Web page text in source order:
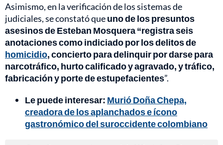
Asimismo, en la verificación de los sistemas de
judiciales, se constató queuno de los presuntos
asesinos de Esteban Mosquera “registra seis
anotaciones como indiciado por los delitos de
homicidio, concierto para delinquir por darse para
narcotráfico, hurto calificado y agravado, y tráfico,
fabricación y porte de estupefacientes”.
Le puede interesar: Murió Doña Chepa,
creadora de los aplanchados e ícono
gastronómico del suroccidente colombiano